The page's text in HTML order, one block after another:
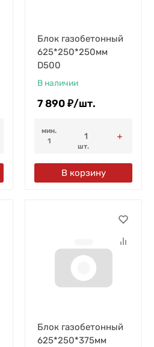
Блок газобетонный
625*250*250мм
D500
В наличии
7 890 ₽/шт.
мин.
1
шт.
В корзину
Блок газобетонный
625*250*375мм